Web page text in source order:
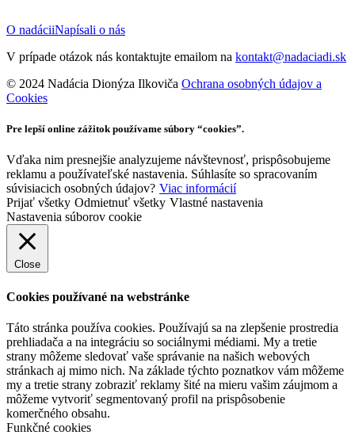
O nadáciiNapísali o nás
V prípade otázok nás kontaktujte emailom na kontakt@nadaciadi.sk
© 2024 Nadácia Dionýza Ilkoviča Ochrana osobných údajov a
Cookies
Pre lepší online zážitok používame súbory “cookies”.
Vďaka nim presnejšie analyzujeme návštevnosť, prispôsobujeme
reklamu a používateľské nastavenia. Súhlasíte so spracovaním
súvisiacich osobných údajov? Viac informácií
Prijať všetky Odmietnuť všetky Vlastné nastavenia
Nastavenia súborov cookie
Close
Cookies používané na webstránke
Táto stránka používa cookies. Používajú sa na zlepšenie prostredia
prehliadača a na integráciu so sociálnymi médiami. My a tretie
strany môžeme sledovať vaše správanie na našich webových
stránkach aj mimo nich. Na základe týchto poznatkov vám môžeme
my a tretie strany zobraziť reklamy šité na mieru vašim záujmom a
môžeme vytvoriť segmentovaný profil na prispôsobenie
komerčného obsahu.
Funkčné cookies